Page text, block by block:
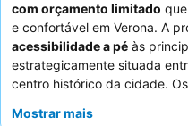
com orçamento limitado
e confortável em Verona. A
acessibilidade a pé às
estrategicamente situada
centro histórico da cidade.
receção 24 horas
Mostrar mais